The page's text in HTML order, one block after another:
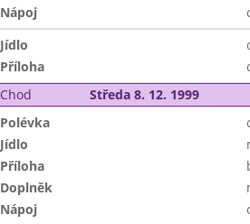
Nápoj
Jídlo
Příloha
Chod Středa 8. 12. 1999
Polévka
Jídlo
Příloha
Doplněk
Nápoj